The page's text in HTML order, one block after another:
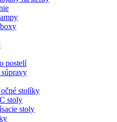
postelí
súpravy
stolíky
stoly
stoly